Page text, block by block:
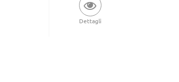
Dettagli